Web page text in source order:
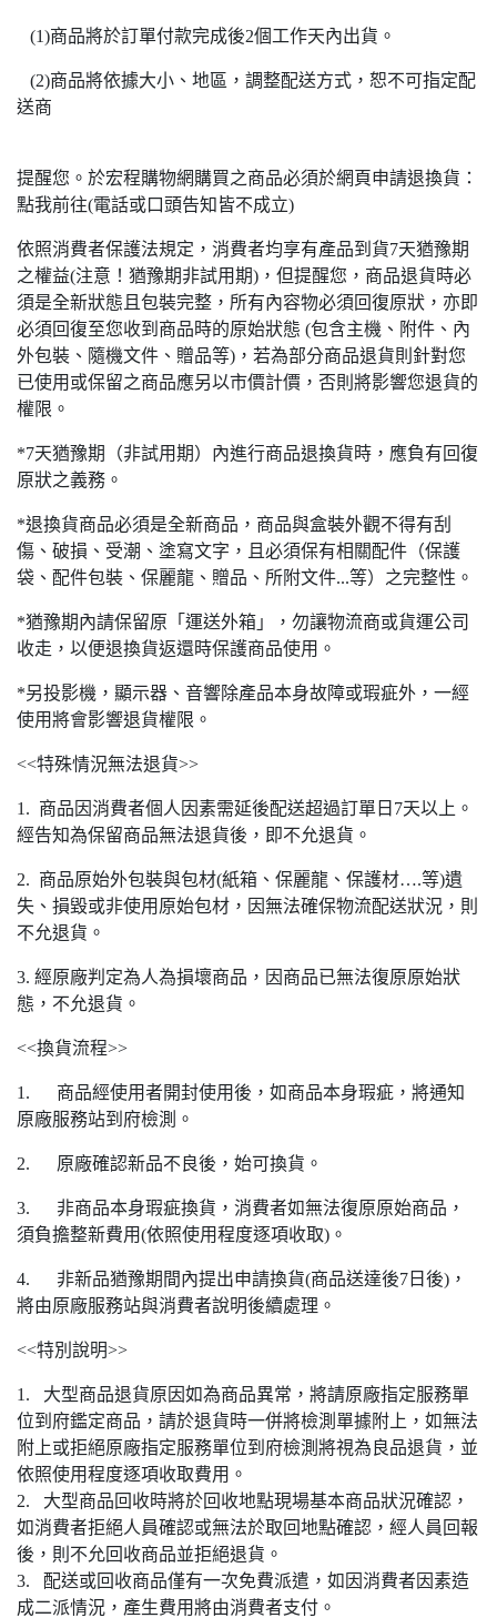
(1)商品將於訂單付款完成後2個工作天內出貨。
(2)商品將依據大小、地區，調整配送方式，恕不可指定配
送商
提醒您。於宏程購物網購買之商品必須於網頁申請退換貨：
點我前往(電話或口頭告知皆不成立)
依照消費者保護法規定，消費者均享有產品到貨7天猶豫期
之權益(注意！猶豫期非試用期)，但提醒您，商品退貨時必
須是全新狀態且包裝完整，所有內容物必須回復原狀，亦即
必須回復至您收到商品時的原始狀態 (包含主機、附件、內
外包裝、隨機文件、贈品等)，若為部分商品退貨則針對您
已使用或保留之商品應另以市價計價，否則將影響您退貨的
權限。
*7天猶豫期（非試用期）內進行商品退換貨時，應負有回復
原狀之義務。
*退換貨商品必須是全新商品，商品與盒裝外觀不得有刮
傷、破損、受潮、塗寫文字，且必須保有相關配件（保護
袋、配件包裝、保麗龍、贈品、所附文件...等）之完整性。
*猶豫期內請保留原「運送外箱」，勿讓物流商或貨運公司
收走，以便退換貨返還時保護商品使用。
*另投影機，顯示器、音響除產品本身故障或瑕疵外，一經
使用將會影響退貨權限。
<<特殊情況無法退貨>>
1. 商品因消費者個人因素需延後配送超過訂單日7天以上。
經告知為保留商品無法退貨後，即不允退貨。
2. 商品原始外包裝與包材(紙箱、保麗龍、保護材….等)遺
失、損毀或非使用原始包材，因無法確保物流配送狀況，則
不允退貨。
3. 經原廠判定為人為損壞商品，因商品已無法復原原始狀
態，不允退貨。
<<換貨流程>>
1. 商品經使用者開封使用後，如商品本身瑕疵，將通知
原廠服務站到府檢測。
2. 原廠確認新品不良後，始可換貨。
3. 非商品本身瑕疵換貨，消費者如無法復原原始商品，
須負擔整新費用(依照使用程度逐項收取)。
4. 非新品猶豫期間內提出申請換貨(商品送達後7日後)，
將由原廠服務站與消費者說明後續處理。
<<特別說明>>
1. 大型商品退貨原因如為商品異常，將請原廠指定服務單
位到府鑑定商品，請於退貨時一併將檢測單據附上，如無法
附上或拒絕原廠指定服務單位到府檢測將視為良品退貨，並
依照使用程度逐項收取費用。
2. 大型商品回收時將於回收地點現場基本商品狀況確認，
如消費者拒絕人員確認或無法於取回地點確認，經人員回報
後，則不允回收商品並拒絕退貨。
3. 配送或回收商品僅有一次免費派遣，如因消費者因素造
成二派情況，產生費用將由消費者支付。